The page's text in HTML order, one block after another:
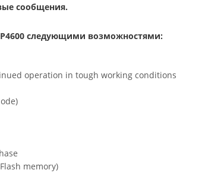
сообщения.
P4600 следующими возможностями:
operation in tough working conditions
memory)